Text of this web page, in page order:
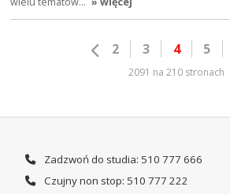
2 3 4 5
2091 na 210 stronach
Zadzwoń do studia: 510 777 666
Czujny non stop: 510 777 222